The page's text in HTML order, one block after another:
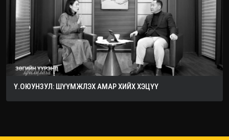
Ү.ОЮУНЗУЛ: ШҮҮМЖЛЭХ АМАР ХИЙХ ХЭЦҮҮ